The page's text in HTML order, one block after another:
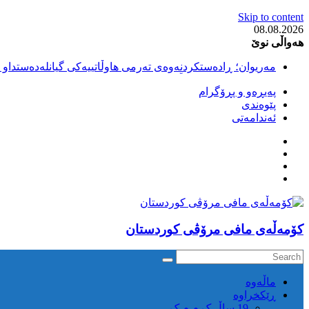
Skip to content
08.08.2026
هەواڵی نوێ
مەریوان؛ ڕادەستکردنەوەی تەرمی هاوڵاتییەکی
سەقز؛ دەسبەسەری دوو گەنج لەلایەن هێزە ئەمنییەکانی
کوژرانی هاوڵاتییەکی خەڵکی سەردەشت لە کاتی کۆڵبەری لە
مەریوان و ڕوانسەر؛ کوژرانی دوو هاوڵاتی لە کاتی
پەیڕەو و پڕۆگرام
پێوەندی
ئەندامەتی
كۆمه‌ڵه‌ی مافی مرۆڤی کوردستان
ماڵه‌وه‌
ڕێکخراوە